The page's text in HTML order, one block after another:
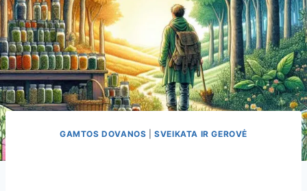
GAMTOS DOVANOS |SVEIKATA IR GEROVĖ